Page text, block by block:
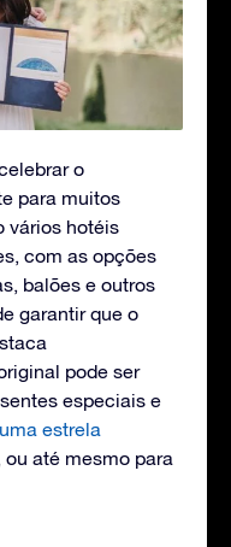
o
para muitos
vários hotéis
com as opções
balões e outros
garantir que o
pode ser
especiais e
estrela
até mesmo para